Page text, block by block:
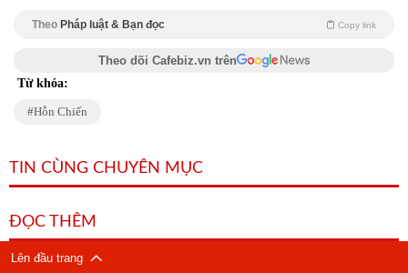
Theo Pháp luật & Bạn đọc Copy link
Theo dõi Cafebiz.vn trên
Từ khóa:
Hỗn Chiến
TIN CÙNG CHUYÊN MỤC
ĐỌC THÊM
Lên đầu trang